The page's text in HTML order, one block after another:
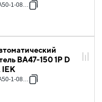
1-080-C
ВА47-150 1P D
IEK
1-080-D